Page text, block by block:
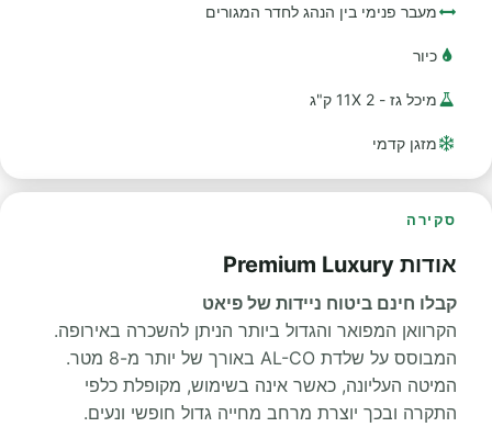
מעבר פנימי בין הנהג לחדר המגורים
כיור
מיכל גז - 2 11X ק"ג
מזגן קדמי
סקירה
אודות Premium Luxury
קבלו חינם ביטוח ניידות של פיאט
הקרוואן המפואר והגדול ביותר הניתן להשכרה באירופה.
המבוסס על שלדת AL-CO באורך של יותר מ-8 מטר.
המיטה העליונה, כאשר אינה בשימוש, מקופלת כלפי
התקרה ובכך יוצרת מרחב מחייה גדול חופשי ונעים.